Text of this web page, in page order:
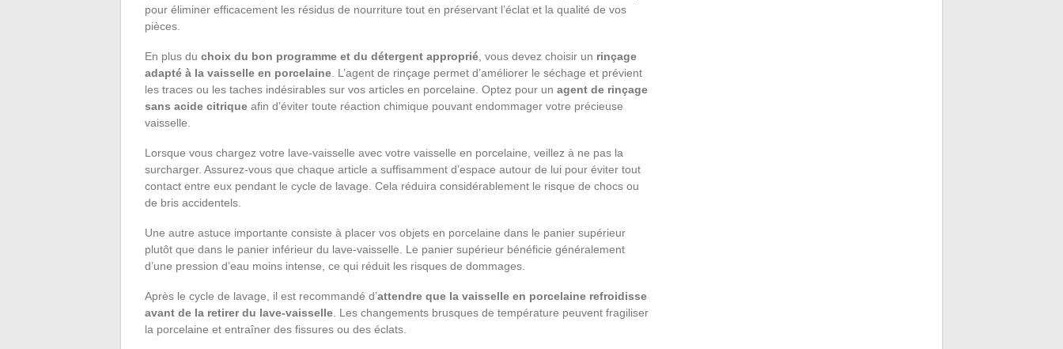
pour éliminer efficacement les résidus de nourriture tout en préservant l’éclat et la qualité de vos
pièces.
En plus du choix du bon programme et du détergent approprié , vous devez choisir un rinçage
adapté à la vaisselle en porcelaine . L’agent de rinçage permet d’améliorer le séchage et prévient
les traces ou les taches indésirables sur vos articles en porcelaine. Optez pour un agent de rinçage
sans acide citrique afin d’éviter toute réaction chimique pouvant endommager votre précieuse
vaisselle.
Lorsque vous chargez votre lave-vaisselle avec votre vaisselle en porcelaine, veillez à ne pas la
surcharger. Assurez-vous que chaque article a suffisamment d’espace autour de lui pour éviter tout
contact entre eux pendant le cycle de lavage. Cela réduira considérablement le risque de chocs ou
de bris accidentels.
Une autre astuce importante consiste à placer vos objets en porcelaine dans le panier supérieur
plutôt que dans le panier inférieur du lave-vaisselle. Le panier supérieur bénéficie généralement
d’une pression d’eau moins intense, ce qui réduit les risques de dommages.
Après le cycle de lavage, il est recommandé d’attendre que la vaisselle en porcelaine refroidisse
avant de la retirer du lave-vaisselle . Les changements brusques de température peuvent fragiliser
la porcelaine et entraîner des fissures ou des éclats.